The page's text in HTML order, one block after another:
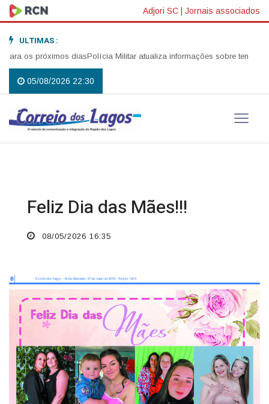
Adjori SC | Jornais associados
ULTIMAS :
os próximos diasPolícia Militar atualiza informações sobre tentativa
05/08/2026 22:30
Feliz Dia das Mães!!!
08/05/2026 16:35